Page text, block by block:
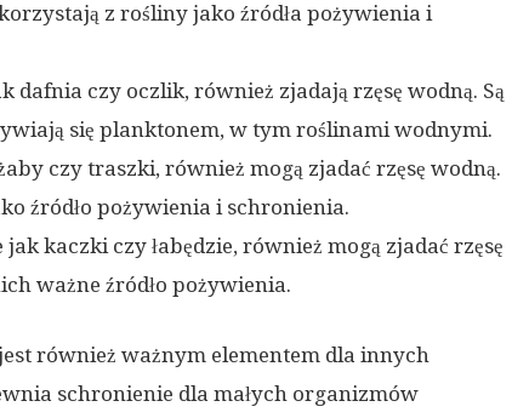
z rośliny jako źródła pożywienia i
dafnia czy oczlik, również zjadają rzęsę wodną. Są
się planktonem, w tym roślinami wodnymi.
czy traszki, również mogą zjadać rzęsę wodną.
źródło pożywienia i schronienia.
kaczki czy łabędzie, również mogą zjadać rzęsę
ważne źródło pożywienia.
również ważnym elementem dla innych
schronienie dla małych organizmów